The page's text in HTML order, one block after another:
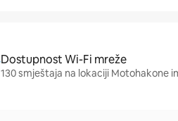
Dostupnost Wi-Fi mreže
130 smještaja na lokaciji Motohakone